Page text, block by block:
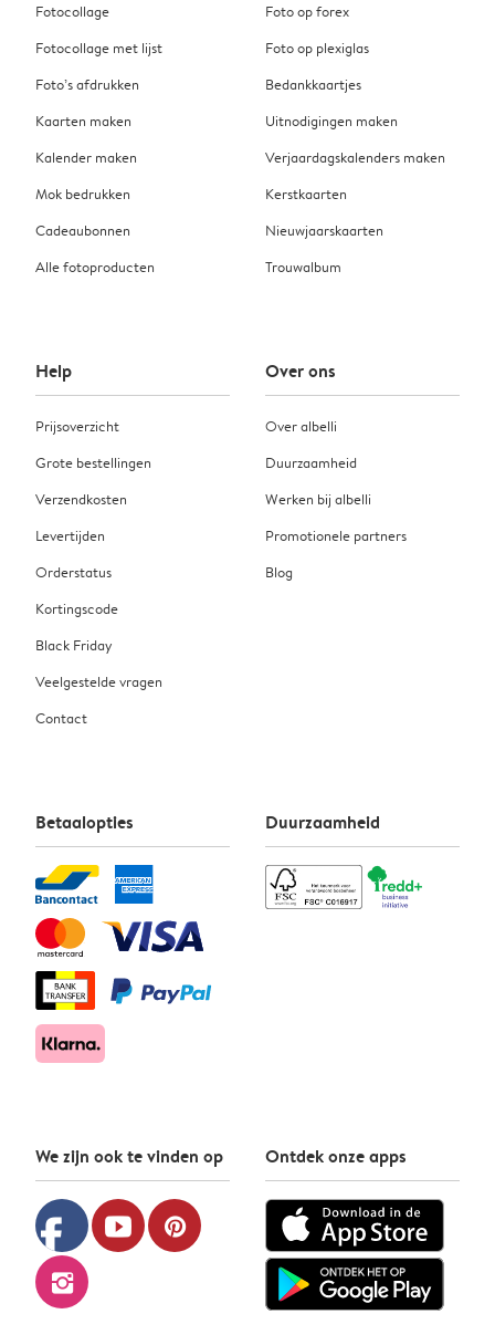
Fotocollage
Fotocollage met lijst
Foto’s afdrukken
Kaarten maken
Kalender maken
Mok bedrukken
Cadeaubonnen
Alle fotoproducten
Foto op forex
Foto op plexiglas
Bedankkaartjes
Uitnodigingen maken
Verjaardagskalenders maken
Kerstkaarten
Nieuwjaarskaarten
Trouwalbum
Help
Prijsoverzicht
Grote bestellingen
Verzendkosten
Levertijden
Orderstatus
Kortingscode
Black Friday
Veelgestelde vragen
Contact
Over ons
Over albelli
Duurzaamheid
Werken bij albelli
Promotionele partners
Blog
Betaalopties Duurzaamheid
We zijn ook te vinden op
facebook youtube pinterest
instagram
Ontdek onze apps